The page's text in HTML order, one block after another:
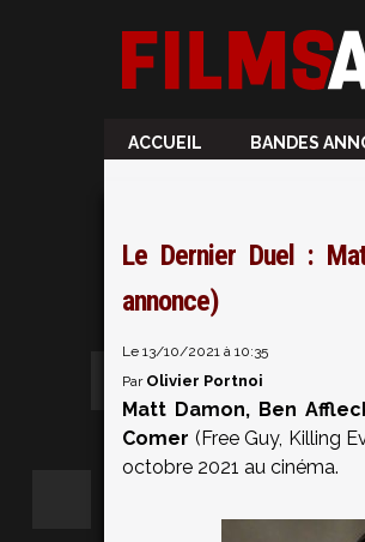
ACCUEIL BANDES
Le Dernier Duel :
annonce)
Le 13/10/2021 à 10:35
Par Olivier Portnoi
Matt Damon, Ben
Comer (Free Guy, Killing
octobre 2021 au cinéma.